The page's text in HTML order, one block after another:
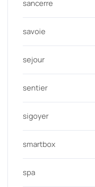
sancerre
savoie
sejour
sentier
sigoyer
smartbox
spa